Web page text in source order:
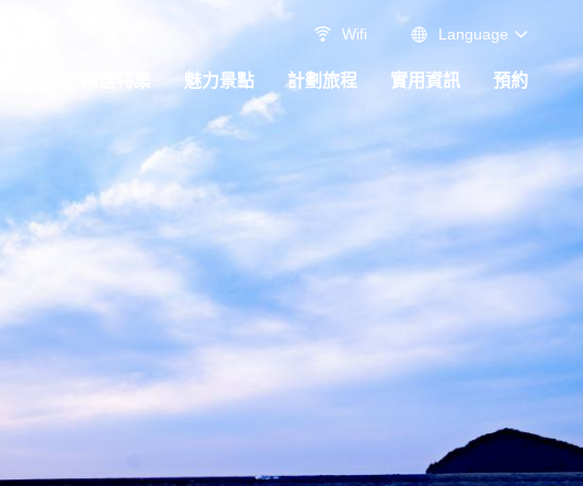
Wifi Language
魅力景點 計劃旅程 實用資訊 預約